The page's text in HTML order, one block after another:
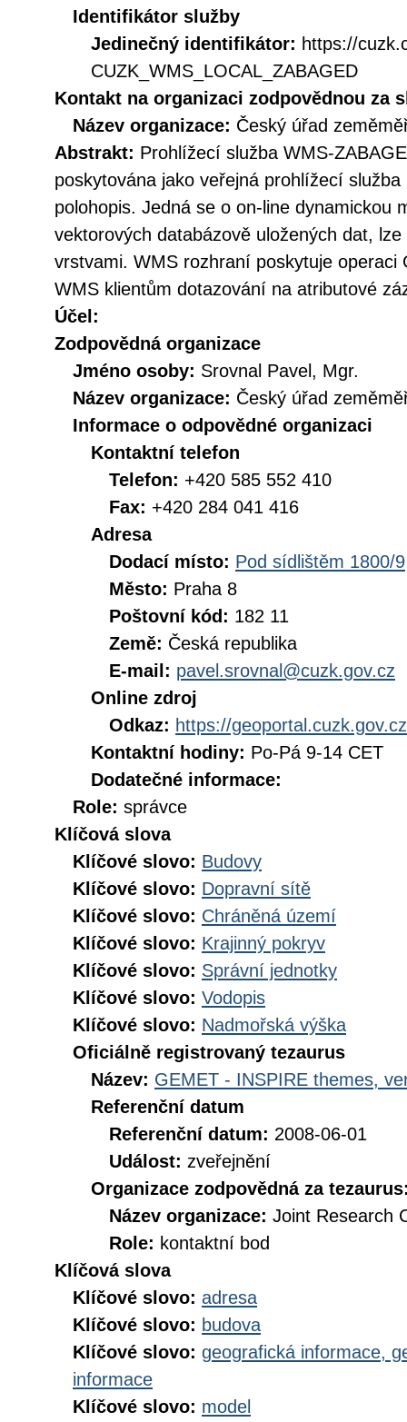
Identifikátor služby
Jedinečný identifikátor: https://
CUZK_WMS_LOCAL_ZABAGED
Kontakt na organizaci zodpovědnou za
Název organizace: Český úřad
Abstrakt: Prohlížecí služba WMS-
poskytována jako veřejná prohlížecí
polohopis. Jedná se o on-line dynamickou
vektorových databázově uložených dat,
vrstvami. WMS rozhraní poskytuje operaci
WMS klientům dotazování na atributové
Účel:
Zodpovědná organizace
Jméno osoby: Srovnal Pavel, Mgr.
Název organizace: Český úřad
Informace o odpovědné organizaci
Kontaktní telefon
Telefon: +420 585 552 410
Fax: +420 284 041 416
Adresa
Dodací místo: Pod sídlištěm 1800/9
Město: Praha 8
Poštovní kód: 182 11
Země: Česká republika
E-mail: pavel.srovnal@cuzk.gov.cz
Online zdroj
Odkaz: https://geoportal.cuzk.gov.cz
Kontaktní hodiny: Po-Pá 9-14 CET
Dodatečné informace:
Role: správce
Klíčová slova
Klíčové slovo: Budovy
Klíčové slovo: Dopravní sítě
Klíčové slovo: Chráněná území
Klíčové slovo: Krajinný pokryv
Klíčové slovo: Správní jednotky
Klíčové slovo: Vodopis
Klíčové slovo: Nadmořská výška
Oficiálně registrovaný tezaurus
Název: GEMET - INSPIRE themes,
Referenční datum
Referenční datum: 2008-06-01
Událost: zveřejnění
Organizace zodpovědná za
Název organizace: Joint Research
Role: kontaktní bod
Klíčová slova
Klíčové slovo: adresa
Klíčové slovo: budova
Klíčové slovo: geografická informace,
informace
Klíčové slovo: model